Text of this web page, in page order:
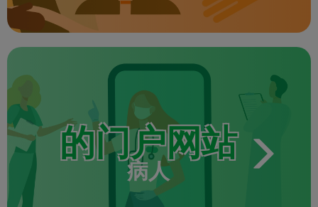
的门户网站
病人